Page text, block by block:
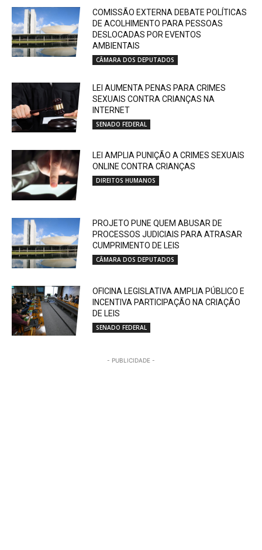
COMISSÃO EXTERNA DEBATE POLÍTICAS
DE ACOLHIMENTO PARA PESSOAS
DESLOCADAS POR EVENTOS
AMBIENTAIS
CÂMARA DOS DEPUTADOS
LEI AUMENTA PENAS PARA CRIMES
SEXUAIS CONTRA CRIANÇAS NA
INTERNET
SENADO FEDERAL
LEI AMPLIA PUNIÇÃO A CRIMES SEXUAIS
ONLINE CONTRA CRIANÇAS
DIREITOS HUMANOS
PROJETO PUNE QUEM ABUSAR DE
PROCESSOS JUDICIAIS PARA ATRASAR
CUMPRIMENTO DE LEIS
CÂMARA DOS DEPUTADOS
OFICINA LEGISLATIVA AMPLIA PÚBLICO E
INCENTIVA PARTICIPAÇÃO NA CRIAÇÃO
DE LEIS
SENADO FEDERAL
- PUBLICIDADE -